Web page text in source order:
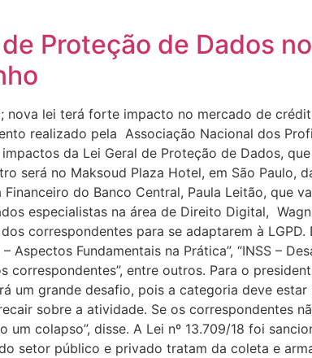
Proteção de Dados no
lei terá forte impacto no mercado de
realizado pela Associação Nacional dos
da Lei Geral de Proteção de Dados,
será no Maksoud Plaza Hotel, em São Paulo,
do Banco Central, Paula Leitão, que
especialistas na área de Direito Digital,
correspondentes para se adaptarem à LGPD.
Fundamentais na Prática”, “INSS –
correspondentes”, entre outros. Para o
um grande desafio, pois a categoria deve estar
sobre a atividade. Se os correspondentes
colapso”, disse. A Lei nº 13.709/18 foi
setor público e privado tratam da coleta e